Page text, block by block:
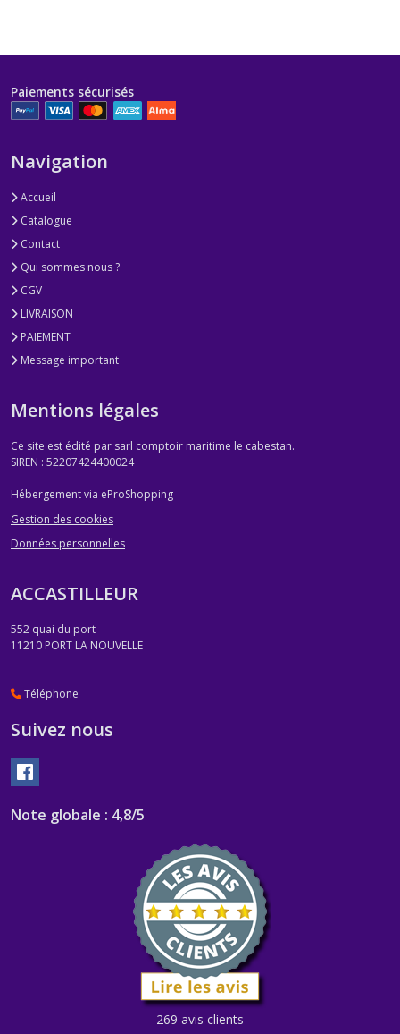
Paiements sécurisés
Navigation
Accueil
Catalogue
Contact
Qui sommes nous ?
CGV
LIVRAISON
PAIEMENT
Message important
Mentions légales
Ce site est édité par sarl comptoir maritime le cabestan.
SIREN : 52207424400024
Hébergement via eProShopping
Gestion des cookies
Données personnelles
ACCASTILLEUR
552 quai du port
11210 PORT LA NOUVELLE
Téléphone
Suivez nous
Note globale : 4,8/5
269 avis clients